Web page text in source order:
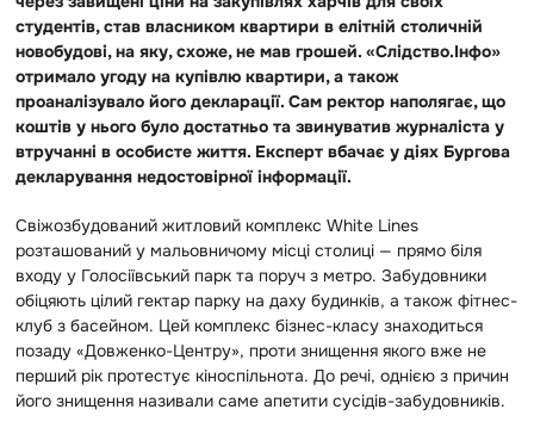
студентів, став власником квартири в елітній столичній
новобудові, на яку, схоже, не мав грошей. «Слідство.Інфо»
отримало угоду на купівлю квартири, а також
проаналізувало його декларації. Сам ректор наполягає, що
коштів у нього було достатньо та звинуватив журналіста у
втручанні в особисте життя. Експерт вбачає у діях Бургова
декларування недостовірної інформації.
Свіжозбудований житловий комплекс White Lines
розташований у мальовничому місці столиці — прямо біля
входу у Голосіївський парк та поруч з метро. Забудовники
обіцяють цілий гектар парку на даху будинків, а також фітнес-
клуб з басейном. Цей комплекс бізнес-класу знаходиться
позаду «Довженко-Центру», проти знищення якого вже не
перший рік протестує кіноспільнота. До речі, однією з причин
його знищення називали саме апетити сусідів-забудовників.